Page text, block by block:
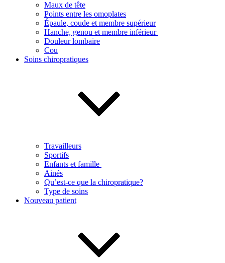
Maux de tête
Points entre les omoplates
Épaule, coude et membre supérieur
Hanche, genou et membre inférieur
Douleur lombaire
Cou
Soins chiropratiques
Travailleurs
Sportifs
Enfants et famille
Ainés
Qu’est-ce que la chiropratique?
Type de soins
Nouveau patient